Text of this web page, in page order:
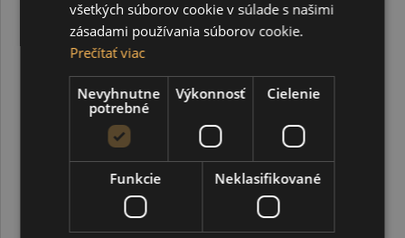
všetkých súborov cookie v súlade s našimi
zásadami používania súborov cookie.
Prečítať viac
Nevyhnutne
potrebné
Výkonnosť Cielenie
Funkcie Neklasifikované